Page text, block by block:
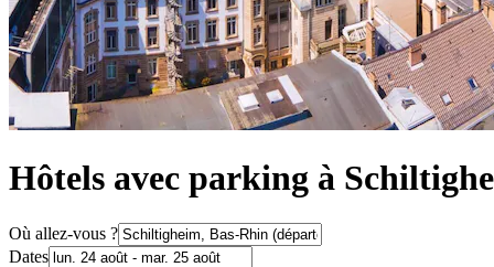
Hôtels avec parking à
Où allez-vous ?
Dates